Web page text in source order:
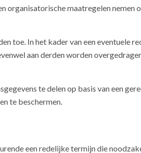
organisatorische maatregelen nemen
toe. In het kader van een eventuele
aan derden worden
te delen op basis van een
te beschermen.
een redelijke termijn die